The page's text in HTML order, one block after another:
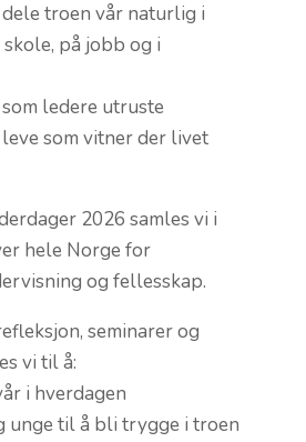
troen vår naturlig i
på jobb og i
ledere utruste
som vitner der livet
2026 samles vi i
hele Norge for
og fellesskap.
seminarer og
vi til å:
i hverdagen
unge til å bli trygge i troen